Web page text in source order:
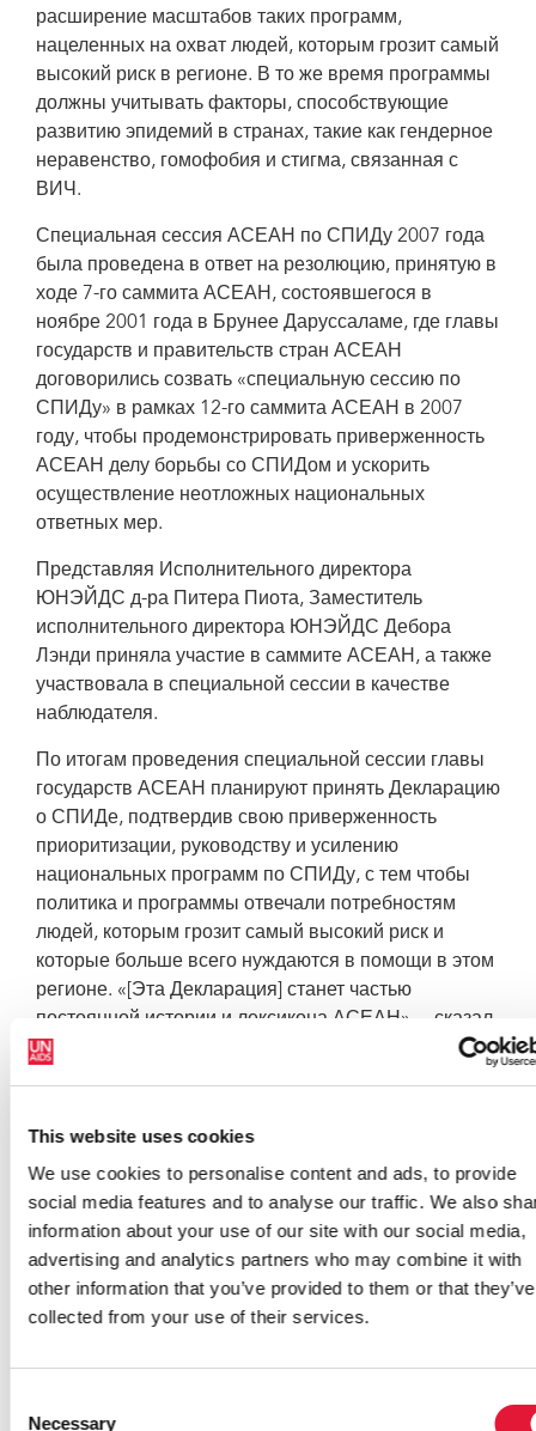
This website uses cookies
We use cookies to personalise content and ads, to provide
social media features and to analyse our traffic. We also
information about your use of our site with our social media,
advertising and analytics partners who may combine it with
other information that you’ve provided to them or that they’ve
collected from your use of their services.
Necessary
расширение масштабов таких программ,
нацеленных на охват людей, которым грозит самый
высокий риск в регионе. В то же время программы
должны учитывать факторы, способствующие
развитию эпидемий в странах, такие как гендерное
неравенство, гомофобия и стигма, связанная с
ВИЧ.
Специальная сессия АСЕАН по СПИДу 2007 года
была проведена в ответ на резолюцию, принятую в
ходе 7-го саммита АСЕАН, состоявшегося в
ноябре 2001 года в Брунее Даруссаламе, где главы
государств и правительств стран АСЕАН
договорились созвать «специальную сессию по
СПИДу» в рамках 12-го саммита АСЕАН в 2007
году, чтобы продемонстрировать приверженность
АСЕАН делу борьбы со СПИДом и ускорить
осуществление неотложных национальных
ответных мер.
Представляя Исполнительного директора
ЮНЭЙДС д-ра Питера Пиота, Заместитель
исполнительного директора ЮНЭЙДС Дебора
Лэнди приняла участие в саммите АСЕАН, а также
участвовала в специальной сессии в качестве
наблюдателя.
По итогам проведения специальной сессии главы
государств АСЕАН планируют принять Декларацию
о СПИДе, подтвердив свою приверженность
приоритизации, руководству и усилению
национальных программ по СПИДу, с тем чтобы
политика и программы отвечали потребностям
людей, которым грозит самый высокий риск и
которые больше всего нуждаются в помощи в этом
регионе. «[Эта Декларация] станет частью
постоянной истории и лексикона АСЕАН», – сказал
представитель АСЕАН, посол Филиппин в
АСЕАН г-н Онг Кенг Йонг представил свой доклад
главам государств в Себу. В своем докладе
Генеральный секретарь АСЕАН отметил, что
«приверженность руководителей и политическая
воля являются основными факторами в решении
проблем, обусловленных распространением ВИЧ и
СПИДа». Генеральный секретарь представил
достигнутом с 2001 года. Г-н Онг также изложил
2010 годы в рамках рабочего плана для третьей